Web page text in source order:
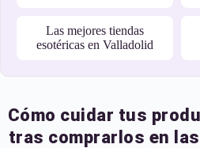
Las mejores tiendas
esotéricas en Valladolid
Cómo cuidar tus
tras comprarlos en